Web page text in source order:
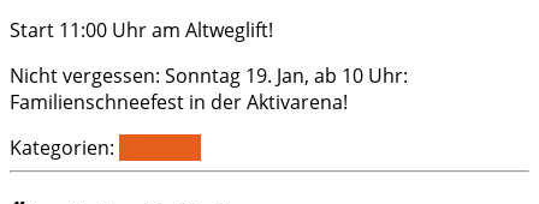
Start 11:00 Uhr am Altweglift!
Nicht vergessen: Sonntag 19. Jan, ab 10 Uhr:
Familienschneefest in der Aktivarena!
Kategorien: